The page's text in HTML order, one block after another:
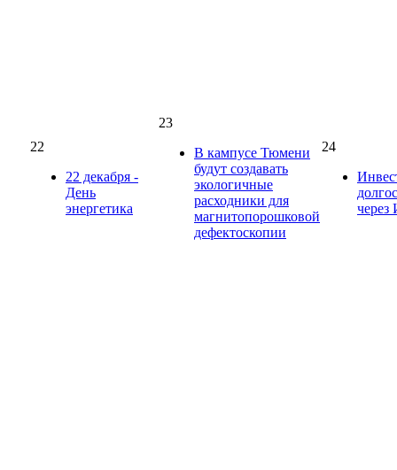
22
22 декабря -
День
энергетика
23
В кампусе Тюмени
будут создавать
экологичные
расходники для
магнитопорошковой
дефектоскопии
24